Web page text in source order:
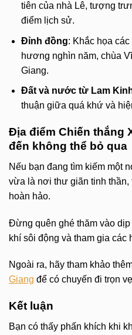
tiên của nhà Lê, tượng
điểm lịch sử.
Đỉnh đồng: Khắc họa
hương nghìn năm, chùa
Giang.
Đất và nước từ Lam
thuận giữa quá khứ và
Địa điểm Chiến thắng
đến không thể bỏ qua
Nếu bạn đang tìm kiếm một
vừa là nơi thư giãn tinh
hoàn hảo.
Đừng quên ghé thăm vào
khí sôi động và tham gia các
Ngoài ra, hãy tham khảo
Giang để có chuyến đi trọn
Kết luận
Bạn có thấy phấn khích khi